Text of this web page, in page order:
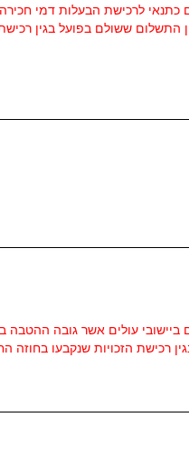
כתנאי לרכישת הבעלות דמי חכירה
בחוזה החכירה ל-51% משווי הקרקע למועד ההקצאה ובתוספת הפרשי הצמדה